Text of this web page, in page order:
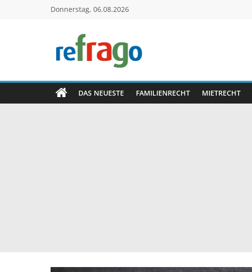
Donnerstag, 06.08.2026
refrago
Rechtsfragen
online
verständlich
DAS NEUESTE FAMILIENRECHT MIETRECHT